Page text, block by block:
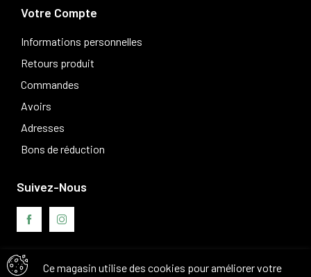
Votre Compte
Informations personnelles
Retours produit
Commandes
Avoirs
Adresses
Bons de réduction
Ce magasin utilise des cookies pour améliorer votre
Suivez-Nous
Avis clients